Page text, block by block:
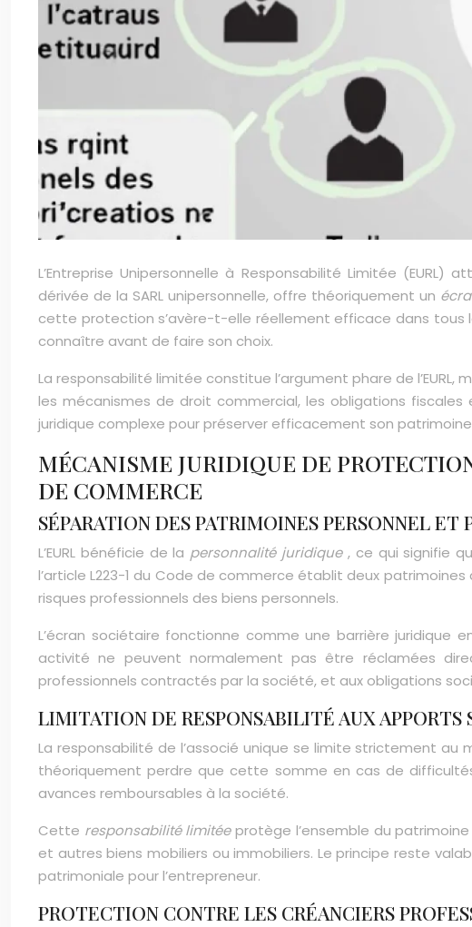
L’Entreprise Unipersonnelle à Responsabilité Limitée
dérivée de la SARL unipersonnelle, offre théoriquement un
cette protection s’avère-t-elle réellement efficace dans tous
connaître avant de faire son choix.
La responsabilité limitée constitue l’argument phare de
les mécanismes de droit commercial, les obligations
juridique complexe pour préserver efficacement son
MÉCANISME JURIDIQUE DE
DE COMMERCE
SÉPARATION DES PATRIMOINES PERSONNEL ET
L’EURL bénéficie de la personnalité juridique , ce qui signifie
l’article L223-1 du Code de commerce établit deux
risques professionnels des biens personnels.
L’écran sociétaire fonctionne comme une barrière juridique
activité ne peuvent normalement pas être réclamées
professionnels contractés par la société, et aux obligations
LIMITATION DE RESPONSABILITÉ AUX APPORTS
La responsabilité de l’associé unique se limite strictement au
théoriquement perdre que cette somme en cas de
avances remboursables à la société.
Cette responsabilité limitéeprotège l’ensemble du
et autres biens mobiliers ou immobiliers. Le principe reste
patrimoniale pour l’entrepreneur.
PROTECTION CONTRE LES CRÉANCIERS